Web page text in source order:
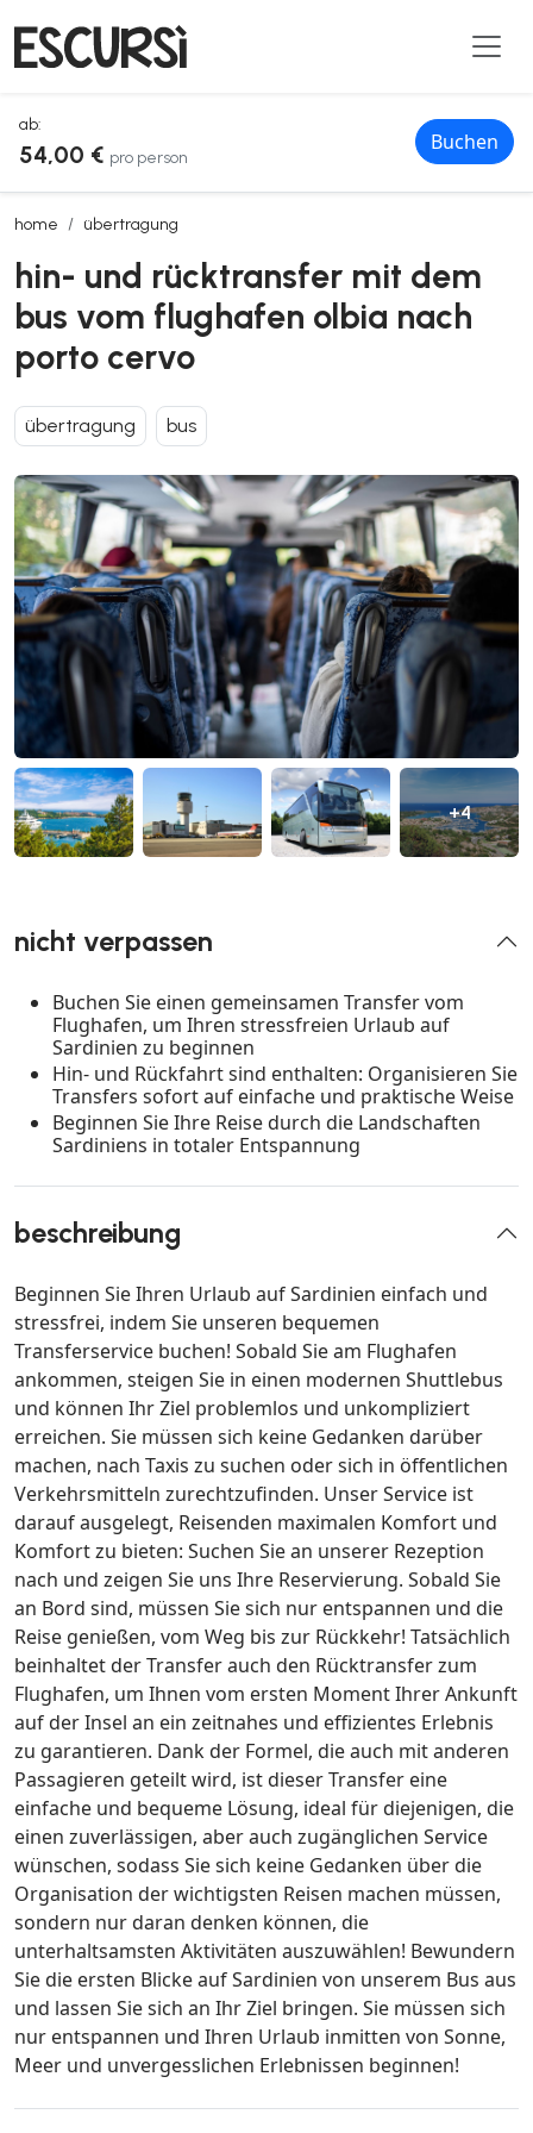
ab:
54,00 € pro person
Buchen
home übertragung
hin- und rücktransfer mit dem bus vom flughafen olbia nach porto
hin- und rücktransfer mit dem
bus vom flughafen olbia nach
porto cervo
übertragung bus
+4
nicht verpassen
Buchen Sie einen gemeinsamen Transfer vom
Flughafen, um Ihren stressfreien Urlaub auf
Sardinien zu beginnen
Hin- und Rückfahrt sind enthalten: Organisieren Sie
Transfers sofort auf einfache und praktische Weise
Beginnen Sie Ihre Reise durch die Landschaften
Sardiniens in totaler Entspannung
beschreibung
Beginnen Sie Ihren Urlaub auf Sardinien einfach und
stressfrei, indem Sie unseren bequemen
Transferservice buchen! Sobald Sie am Flughafen
ankommen, steigen Sie in einen modernen Shuttlebus
und können Ihr Ziel problemlos und unkompliziert
erreichen. Sie müssen sich keine Gedanken darüber
machen, nach Taxis zu suchen oder sich in öffentlichen
Verkehrsmitteln zurechtzufinden. Unser Service ist
darauf ausgelegt, Reisenden maximalen Komfort und
Komfort zu bieten: Suchen Sie an unserer Rezeption
nach und zeigen Sie uns Ihre Reservierung. Sobald Sie
an Bord sind, müssen Sie sich nur entspannen und die
Reise genießen, vom Weg bis zur Rückkehr! Tatsächlich
beinhaltet der Transfer auch den Rücktransfer zum
Flughafen, um Ihnen vom ersten Moment Ihrer Ankunft
auf der Insel an ein zeitnahes und effizientes Erlebnis
zu garantieren. Dank der Formel, die auch mit anderen
Passagieren geteilt wird, ist dieser Transfer eine
einfache und bequeme Lösung, ideal für diejenigen, die
einen zuverlässigen, aber auch zugänglichen Service
wünschen, sodass Sie sich keine Gedanken über die
Organisation der wichtigsten Reisen machen müssen,
sondern nur daran denken können, die
unterhaltsamsten Aktivitäten auszuwählen! Bewundern
Sie die ersten Blicke auf Sardinien von unserem Bus aus
und lassen Sie sich an Ihr Ziel bringen. Sie müssen sich
nur entspannen und Ihren Urlaub inmitten von Sonne,
Meer und unvergesslichen Erlebnissen beginnen!